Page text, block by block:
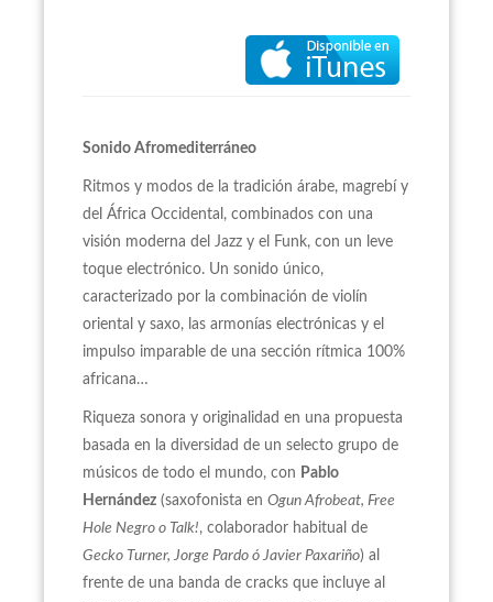
Sonido Afromediterráneo
Ritmos y modos de la tradición árabe, magrebí y
del África Occidental, combinados con una
visión moderna del Jazz y el Funk, con un leve
toque electrónico. Un sonido único,
caracterizado por la combinación de violín
oriental y saxo, las armonías electrónicas y el
impulso imparable de una sección rítmica 100%
africana…
Riqueza sonora y originalidad en una propuesta
basada en la diversidad de un selecto grupo de
músicos de todo el mundo, con Pablo
Hernández (saxofonista en Ogun Afrobeat, Free
Hole Negro o Talk!, colaborador habitual de
Gecko Turner, Jorge Pardo ó Javier Paxariño) al
frente de una banda de cracks que incluye al